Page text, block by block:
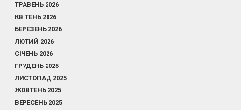
ТРАВЕНЬ 2026
КВІТЕНЬ 2026
БЕРЕЗЕНЬ 2026
ЛЮТИЙ 2026
СІЧЕНЬ 2026
ГРУДЕНЬ 2025
ЛИСТОПАД 2025
ЖОВТЕНЬ 2025
ВЕРЕСЕНЬ 2025